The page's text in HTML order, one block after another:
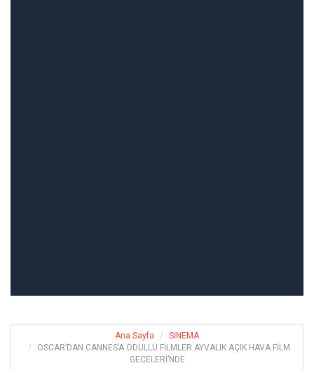
Ana Sayfa
SİNEMA
OSCAR’DAN CANNES’A ÖDÜLLÜ FİLMLER AYVALIK AÇIK HAVA FİLM
GECELERİ’NDE